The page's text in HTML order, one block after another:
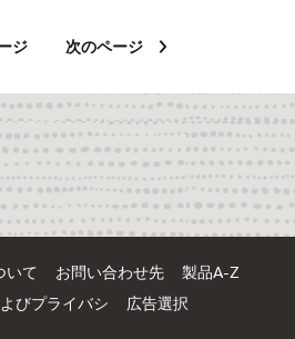
ジ 次のページ
いて お問い合わせ先
製品A-Z
びプライバシ
広告選択